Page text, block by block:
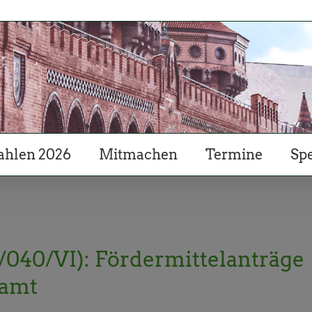
2026 Mitmachen Termine
VI): Fördermittelanträge